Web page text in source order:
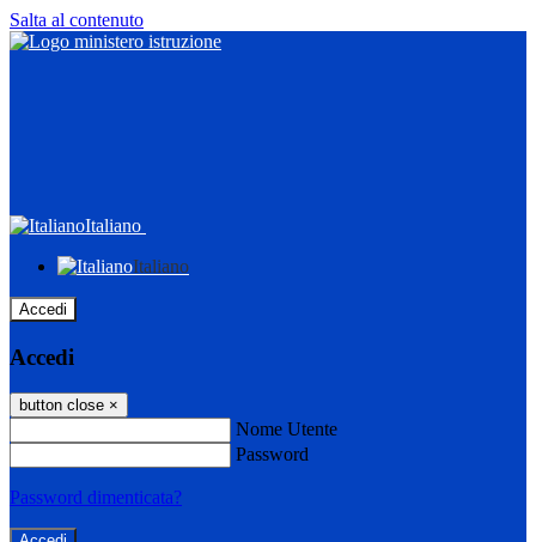
Salta al contenuto
Italiano
Italiano
Accedi
Accedi
button close ×
Nome Utente
Password
Password dimenticata?